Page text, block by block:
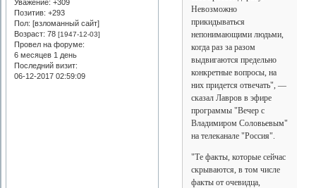
Уважение: +309
Позитив: +293
Пол: [взломанный сайт]
Возраст: 78[1947-12-03]
Провел на форуме:
6 месяцев 1 день
Последний визит:
06-12-2017 02:59:09
Невозможно
прикидываться
непонимающими людьми,
когда раз за разом
выдвигаются предельно
конкретные вопросы, на
них придется отвечать", —
сказал Лавров в эфире
программы "Вечер с
Владимиром Соловьевым"
на телеканале "Россия".
"Те факты, которые сейчас
скрываются, в том числе
факты от очевидца,